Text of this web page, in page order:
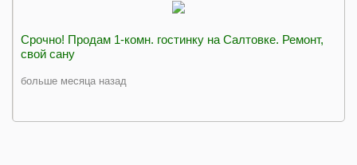
Срочно! Продам 1-комн. гостинку на Салтовке. Ремонт,
свой сану
больше месяца назад